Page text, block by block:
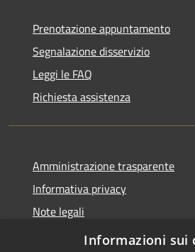
Prenotazione appuntamento
Segnalazione disservizio
Leggi le FAQ
Richiesta assistenza
Amministrazione trasparente
Informativa privacy
Note legali
Dichiarazione di accessibilità
Informazioni sui